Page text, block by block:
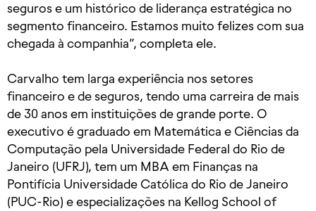
seguros e um histórico de liderança estratégica no
segmento financeiro. Estamos muito felizes com sua
chegada à companhia”, completa ele.
Carvalho tem larga experiência nos setores
financeiro e de seguros, tendo uma carreira de mais
de 30 anos em instituições de grande porte. O
executivo é graduado em Matemática e Ciências da
Computação pela Universidade Federal do Rio de
Janeiro (UFRJ), tem um MBA em Finanças na
Pontifícia Universidade Católica do Rio de Janeiro
(PUC-Rio) e especializações na Kellog School of